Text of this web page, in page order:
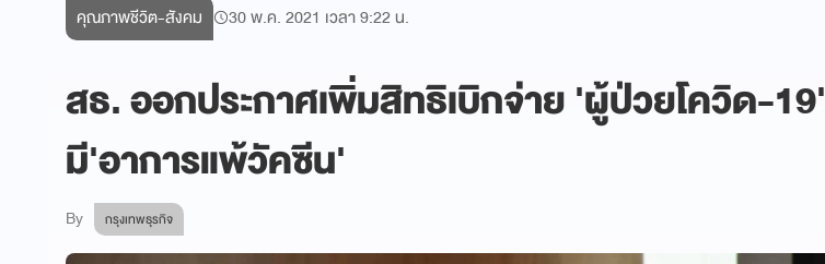
คุณภาพชีวิต-สังคม 30 พ.ค. 2021 เวลา 9:22 น.
สธ. ออกประกาศเพิ่มสิทธิเบิกจ่าย 'ผู้ป่วยโควิด-19'
มี'อาการแพ้วัคซีน'
By กรุงเทพธุรกิจ